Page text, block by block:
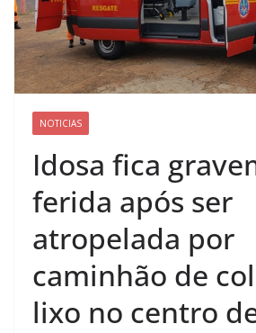
NOTICIAS
Idosa fica
ferida após ser
atropelada por
caminhão de
lixo no centro